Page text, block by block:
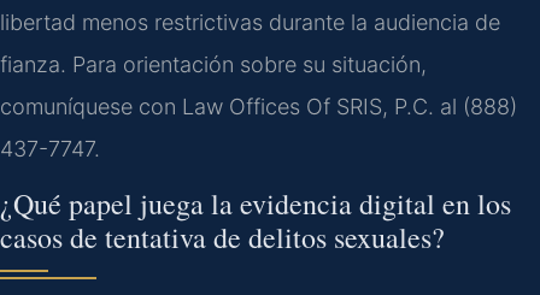
libertad menos restrictivas durante la audiencia de
fianza. Para orientación sobre su situación,
comuníquese con Law Offices Of SRIS, P.C. al (888)
437-7747.
¿Qué papel juega la evidencia digital en los
casos de tentativa de delitos sexuales?